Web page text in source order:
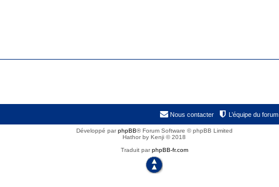
L’équipe du forum
Nous contacter
Développé parphpBB® Forum Software © phpBB Limited
Hathor by Kenji © 2018
Traduit parphpBB-fr.com